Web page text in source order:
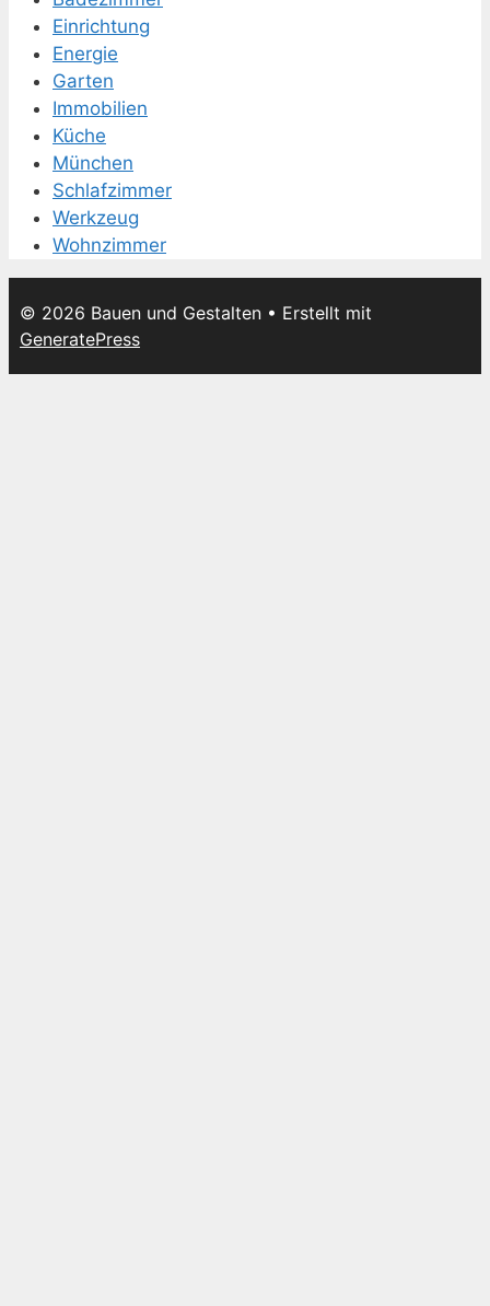
Einrichtung
Energie
Garten
Immobilien
Küche
München
Schlafzimmer
Werkzeug
Wohnzimmer
© 2026 Bauen und Gestalten • Erstellt mit
GeneratePress